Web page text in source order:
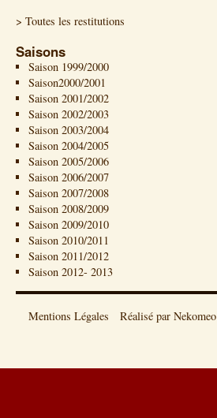
> Toutes les restitutions
Saisons
Saison 1999/2000
Saison2000/2001
Saison 2001/2002
Saison 2002/2003
Saison 2003/2004
Saison 2004/2005
Saison 2005/2006
Saison 2006/2007
Saison 2007/2008
Saison 2008/2009
Saison 2009/2010
Saison 2010/2011
Saison 2011/2012
Saison 2012- 2013
Mentions Légales Réalisé par Nekomeo